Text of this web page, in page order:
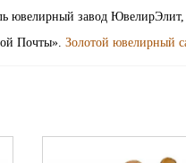
завод ЮвелирЭлит,
Почты». Золотой ювелирный